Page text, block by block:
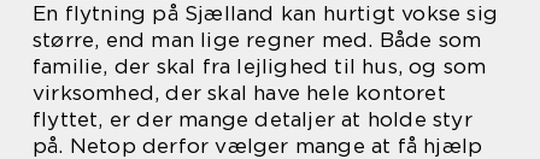
En flytning på Sjælland kan hurtigt vokse sig
større, end man lige regner med. Både som
familie, der skal fra lejlighed til hus, og som
virksomhed, der skal have hele kontoret
flyttet, er der mange detaljer at holde styr
på. Netop derfor vælger mange at få hjælp